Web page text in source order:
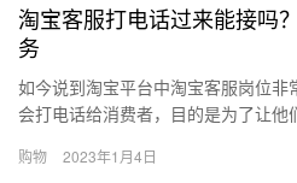
淘宝客服打电话过来能接吗
务
如今说到淘宝平台中淘宝客服岗位非
会打电话给消费者，目的是为了让他
来能接…
购物 2023年1月4日